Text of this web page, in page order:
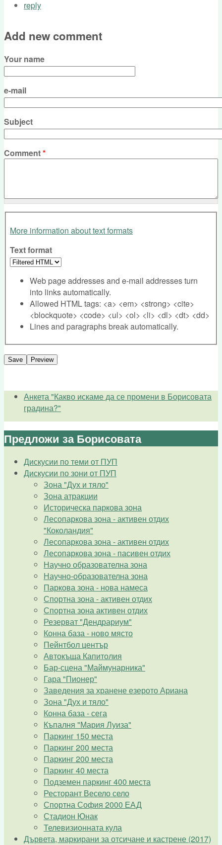
reply
Add new comment
Your name
e-mail
Subject
Comment*
More information about text formats
Text format
Web page addresses and e-mail addresses turn
into links automatically.
Allowed HTML tags: <a> <em> <strong> <cite>
<blockquote> <code> <ul> <ol> <li> <dl> <dt> <dd>
Lines and paragraphs break automatically.
Анкета "Какво искаме да се промени в Борисовата
градина?"
Предложи за Борисовата
Дискусии по теми от ПУП
Дискусии по зони от ПУП
Зона "Дух и тяло"
Зона атракции
Историческа паркова зона
Лесопаркова зона - активен отдих
"Коколандия"
Лесопаркова зона - активен отдих
Лесопаркова зона - пасивен отдих
Научно образователна зона
Научно-образователна зона
Паркова зона - нова намеса
Спортна зона - активен отдих
Спортна зона активен отдих
Резерват "Дендрариум"
Конна база - ново място
Пейнтбол център
Автокъща Капитолия
Бар-сцена "Маймунарника"
Гара "Пионер"
Заведения за хранене езерото Ариана
Зона "Дух и тяло"
Конна база - сега
Къпалня "Мария Луиза"
Паркинг 150 места
Паркинг 200 места
Паркинг 200 места
Паркинг 40 места
Подземен паркинг 400 места
Ресторант Весело село
Спортна София 2000 ЕАД
Стадион Юнак
Телевизионната кула
Дървета, маркирани за отсичане и кастрене (2017)